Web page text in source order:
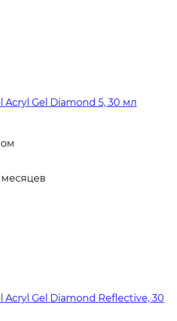
Acryl Gel Diamond 5, 30 мл
месяцев
Acryl Gel Diamond Reflective, 30